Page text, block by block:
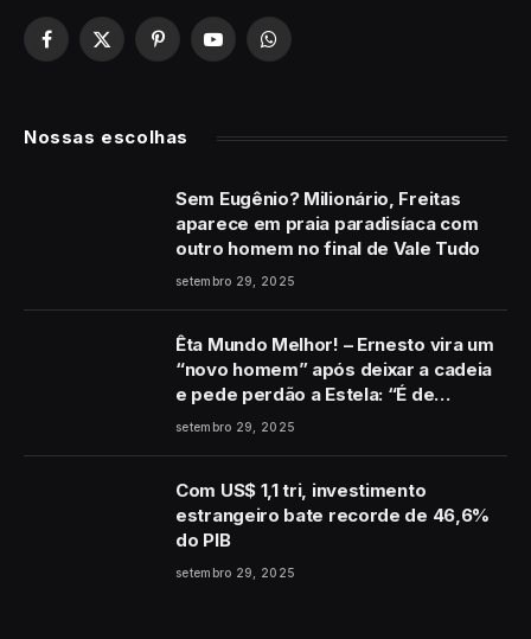
Facebook
X
PinterestYouTubeWhatsApp
Nossas escolhas
Sem Eugênio? Milionário, Freitas
aparece em praia paradisíaca com
outro homem no final de Vale Tudo
setembro 29, 2025
Êta Mundo Melhor! – Ernesto vira um
“novo homem” após deixar a cadeia
e pede perdão a Estela: “É de
coração”
setembro 29, 2025
Com US$ 1,1 tri, investimento
estrangeiro bate recorde de 46,6%
do PIB
setembro 29, 2025